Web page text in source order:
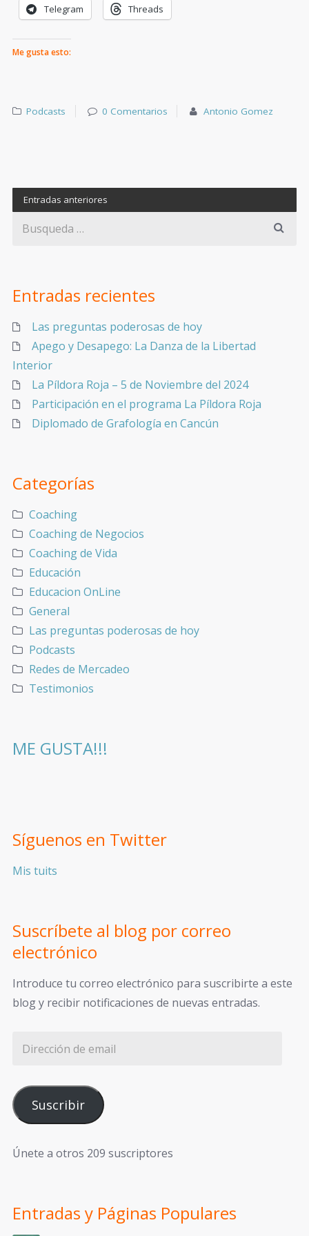
Telegram Threads
Me gusta esto:
Podcasts 0 Comentarios Antonio Gomez
Entradas anteriores
Entradas recientes
Las preguntas poderosas de hoy
Apego y Desapego: La Danza de la Libertad
Interior
La Píldora Roja – 5 de Noviembre del 2024
Participación en el programa La Píldora Roja
Diplomado de Grafología en Cancún
Categorías
Coaching
Coaching de Negocios
Coaching de Vida
Educación
Educacion OnLine
General
Las preguntas poderosas de hoy
Podcasts
Redes de Mercadeo
Testimonios
ME GUSTA!!!
Síguenos en Twitter
Mis tuits
Suscríbete al blog por correo
electrónico
Introduce tu correo electrónico para suscribirte a este
blog y recibir notificaciones de nuevas entradas.
Suscribir
Únete a otros 209 suscriptores
Entradas y Páginas Populares